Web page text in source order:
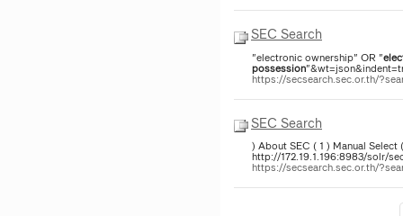
SEC Search
"electronic ownership" OR "
possession
https://secsearch.sec.or.th/
SEC Search
) About SEC ( 1 ) Manual
http://172.19.1.196:8983/solr/
https://secsearch.sec.or.th/